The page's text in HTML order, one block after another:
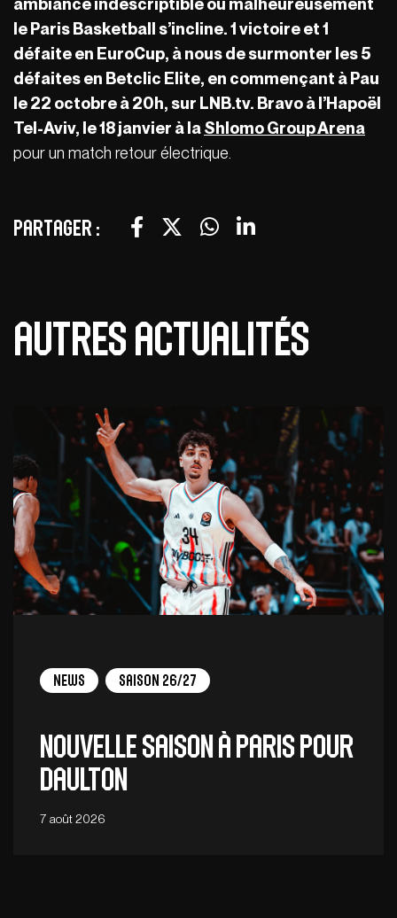
ambiance indescriptible ou malheureusement
le Paris Basketball s’incline. 1 victoire et 1
défaite en EuroCup, à nous de surmonter les 5
défaites en Betclic Elite, en commençant à Pau
le 22 octobre à 20h, sur LNB.tv. Bravo à l’Hapoël
Tel-Aviv, le 18 janvier à laShlomo Group Arena
pour un match retour électrique.
Partager :
Autres actualités
News Saison 26/27
Nouvelle saison à Paris pour
Daulton
7 août 2026